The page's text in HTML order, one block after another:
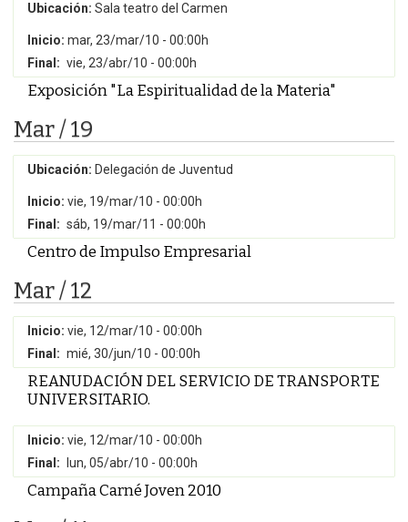
Ubicación: Sala teatro del Carmen
Inicio: mar, 23/mar/10 - 00:00h
Final: vie, 23/abr/10 - 00:00h
Exposición "La Espiritualidad de la Materia"
Mar / 19
Ubicación: Delegación de Juventud
Inicio: vie, 19/mar/10 - 00:00h
Final: sáb, 19/mar/11 - 00:00h
Centro de Impulso Empresarial
Mar / 12
Inicio: vie, 12/mar/10 - 00:00h
Final: mié, 30/jun/10 - 00:00h
REANUDACIÓN DEL SERVICIO DE TRANSPORTE
UNIVERSITARIO.
Inicio: vie, 12/mar/10 - 00:00h
Final:
lun, 05/abr/10 - 00:00h
Campaña Carné Joven 2010